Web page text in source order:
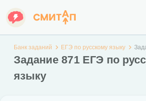
Банк заданий ЕГЭ по русскому языку
Задание 871 ЕГЭ по
языку